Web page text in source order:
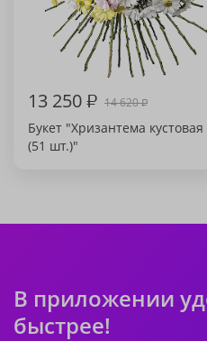
13 250₽ 14 620₽
Букет "Хризантема кустовая
(51 шт.)"
В приложении
быстрее!